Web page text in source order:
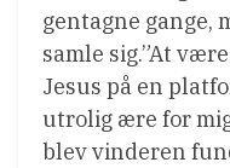
gentagne gange,
samle sig.”At
Jesus på en
utrolig ære for
blev vinderen